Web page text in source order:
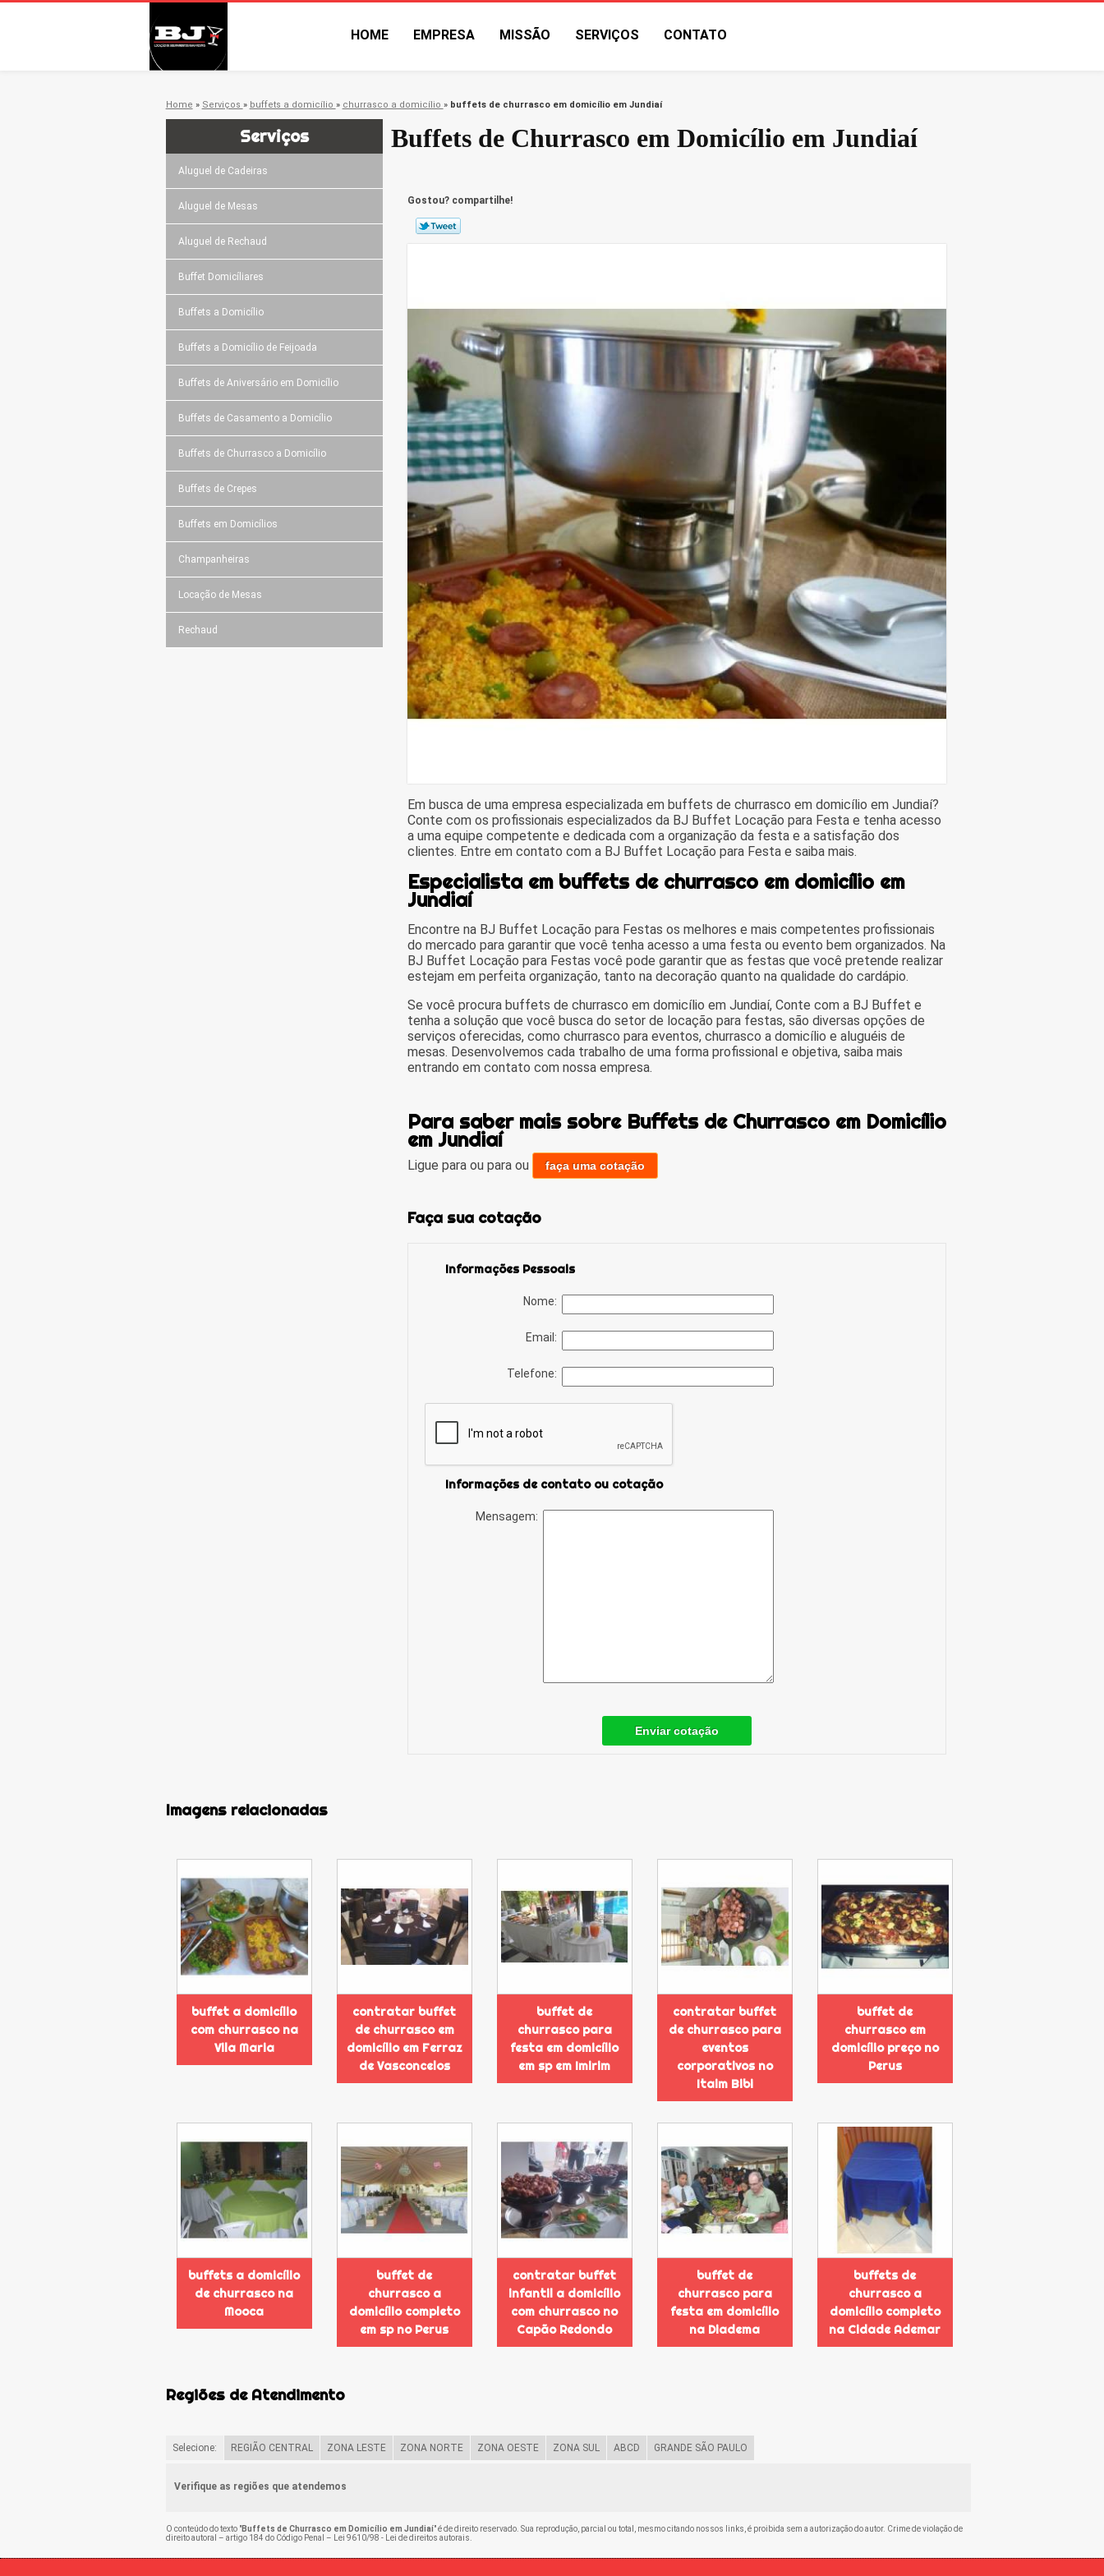
HOME EMPRESA MISSÃO SERVIÇOS CONTATO
Home » Serviços » buffets a domicílio » churrasco a domicílio » buffets de churrasco em domicílio em Jundiaí
Serviços
Aluguel de Cadeiras
Aluguel de Mesas
Aluguel de Rechaud
Buffet Domicíliares
Buffets a Domicílio
Buffets a Domicílio de Feijoada
Buffets de Aniversário em Domicílio
Buffets de Casamento a Domicílio
Buffets de Churrasco a Domicílio
Buffets de Crepes
Buffets em Domicílios
Champanheiras
Locação de Mesas
Rechaud
Buffets de Churrasco em Domicílio em Jundiaí
Gostou? compartilhe!
Em busca de uma empresa especializada em buffets de churrasco em domicílio em Jundiaí?
Conte com os profissionais especializados da BJ Buffet Locação para Festa e tenha acesso
a uma equipe competente e dedicada com a organização da festa e a satisfação dos
clientes. Entre em contato com a BJ Buffet Locação para Festa e saiba mais.
Especialista em buffets de churrasco em domicílio em
Jundiaí
Encontre na BJ Buffet Locação para Festas os melhores e mais competentes profissionais
do mercado para garantir que você tenha acesso a uma festa ou evento bem organizados. Na
BJ Buffet Locação para Festas você pode garantir que as festas que você pretende realizar
estejam em perfeita organização, tanto na decoração quanto na qualidade do cardápio.
Se você procura buffets de churrasco em domicílio em Jundiaí, Conte com a BJ Buffet e
tenha a solução que você busca do setor de locação para festas, são diversas opções de
serviços oferecidas, como churrasco para eventos, churrasco a domicílio e aluguéis de
mesas. Desenvolvemos cada trabalho de uma forma profissional e objetiva, saiba mais
entrando em contato com nossa empresa.
Para saber mais sobre Buffets de Churrasco em Domicílio
em Jundiaí
Ligue para ou para ou faça uma cotação
Faça sua cotação
Informações Pessoais
Nome:
Email:
Telefone:
Informações de contato ou cotação
Mensagem:
Enviar cotação
Imagens relacionadas
buffet a domicílio
com churrasco na
Vila Maria
contratar buffet
de churrasco em
domicílio em Ferraz
de Vasconcelos
buffet de
churrasco para
festa em domicílio
em sp em Imirim
contratar buffet
de churrasco para
eventos
corporativos no
Itaim Bibi
buffet de
churrasco em
domicílio preço no
Perus
buffets a domicílio
de churrasco na
Mooca
buffet de
churrasco a
domicílio completo
em sp no Perus
contratar buffet
infantil a domicílio
com churrasco no
Capão Redondo
buffet de
churrasco para
festa em domicílio
na Diadema
buffets de
churrasco a
domicílio completo
na Cidade Ademar
Regiões de Atendimento
Selecione: REGIÃO CENTRAL ZONA LESTE ZONA NORTE ZONA OESTE ZONA SUL ABCD GRANDE SÃO PAULO
Verifique as regiões que atendemos
O conteúdo do texto "Buffets de Churrasco em Domicílio em Jundiaí" é de direito reservado. Sua reprodução, parcial ou total, mesmo citando nossos links, é proibida sem a autorização do autor. Crime de violação de
direito autoral – artigo 184 do Código Penal –
Lei 9610/98 - Lei de direitos autorais